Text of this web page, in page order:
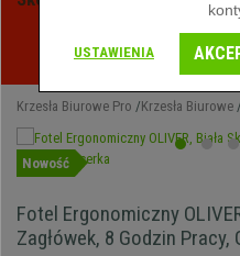
Krzesła Biurowe Pro Krzesła Biurowe
Nowość
Fotel Ergonomiczny
Zagłówek, 8 Godzin Pracy,
USTAWIENIA